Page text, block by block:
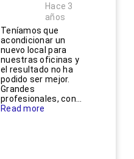
Hace 3
años
Teníamos que
acondicionar un
nuevo local para
nuestras oficinas y
el resultado no ha
podido ser mejor.
Grandes
profesionales, con...
Read more